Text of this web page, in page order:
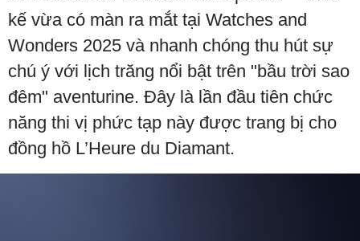
kế vừa có màn ra mắt tại Watches and
Wonders 2025 và nhanh chóng thu hút sự
chú ý với lịch trăng nổi bật trên "bầu trời sao
đêm" aventurine. Đây là lần đầu tiên chức
năng thi vị phức tạp này được trang bị cho
đồng hồ L’Heure du Diamant.